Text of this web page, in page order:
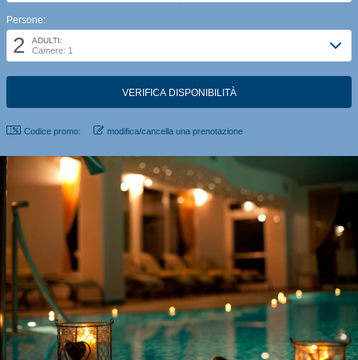
Persone:
2 ADULTI:
Camere: 1
Codice promo: modifica/cancella una prenotazione